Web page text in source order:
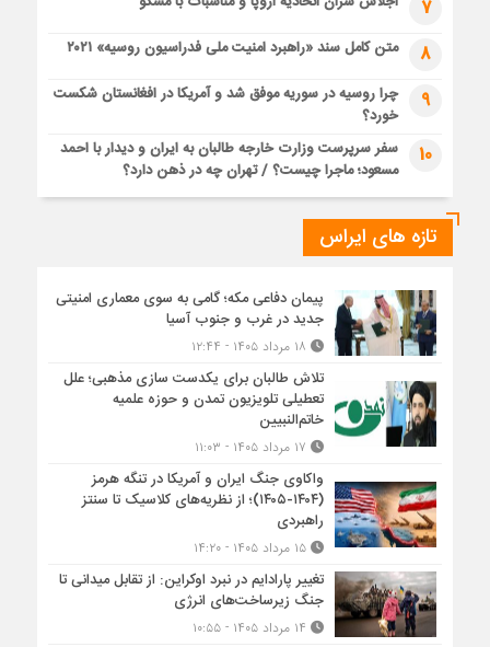
7
8 متن کامل سند «راهبرد امنیت ملی فدراسیون روسیه» ۲۰۲۱
9
چرا روسیه در سوریه موفق شد و آمریکا در افغانستان شکست
خورد؟
10
سفر سرپرست وزارت خارجه طالبان به ایران و دیدار با احمد
مسعود؛ ماجرا چیست؟ / تهران چه در ذهن دارد؟
تازه های ایراس
پیمان دفاعی مکه؛ گامی به سوی معماری امنیتی
جدید در غرب و جنوب آسیا
تلاش طالبان برای یکدست سازی مذهبی؛ علل
تعطیلی تلویزیون تمدن و حوزه علمیه
خاتم‌النبیین
واکاوی جنگ ایران و آمریکا در تنگه هرمز
(۱۴۰۴-۱۴۰۵)؛ از نظریه‌های کلاسیک تا سنتز
راهبردی
۱۵ مرداد ۱۴۰۵ - ۱۴:۲۰
تغییر پارادایم در نبرد اوکراین: از تقابل میدانی تا
جنگ زیرساخت‌های انرژی